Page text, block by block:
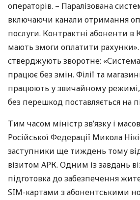
операторів. – Паралізована
включаючи канали отримання
послуги. Контрактні абоненти в
мають змоги оплатити
стверджують зворотне:
працює без змін. Філії та
працюють у звичайному
без перешкод поставляється на
Тим часом міністр зв’язку і
Російської Федерації Микола
заступники ще тиждень тому
візитом АРК. Одним із завдань
підготовка до забезпечення
SIM-картами з абонентськими